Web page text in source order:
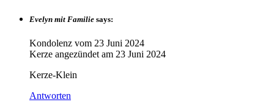
Evelyn mit Familie says:
Kondolenz vom 23 Juni 2024
Kerze angezündet am 23 Juni 2024
Kerze-Klein
Antworten